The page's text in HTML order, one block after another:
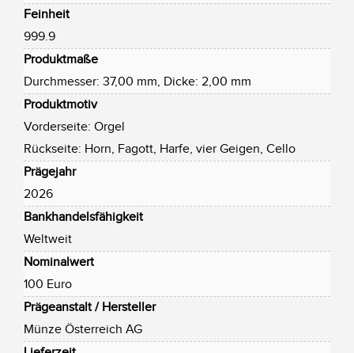
Feinheit
999.9
Produktmaße
Durchmesser: 37,00 mm, Dicke: 2,00 mm
Produktmotiv
Vorderseite: Orgel
Rückseite: Horn, Fagott, Harfe, vier Geigen, Cello
Prägejahr
2026
Bankhandelsfähigkeit
Weltweit
Nominalwert
100 Euro
Prägeanstalt / Hersteller
Münze Österreich AG